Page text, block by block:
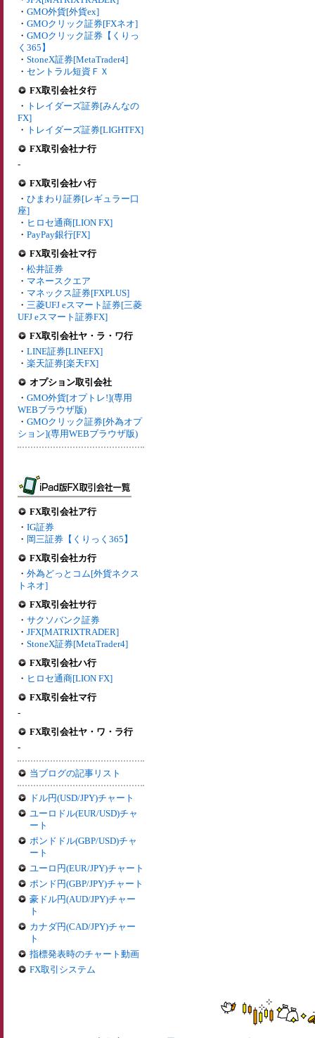
・ GMO外貨[外貨ex]
・ GMOクリック証券[FXネオ]
・ GMOクリック証券【くりっ
く365】
・ StoneX証券[MetaTrader4]
・ セントラル短資ＦＸ
FX取引会社タ行
・ トレイダーズ証券[みんなの
FX]
・ トレイダーズ証券[LIGHTFX]
FX取引会社ナ行
-
FX取引会社ハ行
・ ひまわり証券[レギュラー口
座]
・ ヒロセ通商[LION FX]
・ PayPay銀行[FX]
FX取引会社マ行
・ 松井証券
・ マネースクエア
・ マネックス証券[FXPLUS]
・ 三菱UFJ eスマート証券[三菱
UFJ eスマート証券FX]
FX取引会社ヤ・ラ・ワ行
・ LINE証券[LINEFX]
・ 楽天証券[楽天FX]
オプション取引会社
・ GMO外貨[オプトレ!](専用
WEBブラウザ版)
・ GMOクリック証券[外為オプ
ション](専用WEBブラウザ版)
FX取引会社ア行
・ IG証券
・ 岡三証券【くりっく365】
FX取引会社カ行
・ 外為どっとコム[外貨ネクス
トネオ]
FX取引会社サ行
・ サクソバンク証券
・ JFX[MATRIXTRADER]
・ StoneX証券[MetaTrader4]
FX取引会社ハ行
・ ヒロセ通商[LION FX]
FX取引会社マ行
-
FX取引会社ヤ・ワ・ラ行
-
当ブログの記事リスト
ドル円(USD/JPY)チャート
ユーロドル(EUR/USD)チャ
ート
ポンドドル(GBP/USD)チャ
ート
ユーロ円(EUR/JPY)チャート
ポンド円(GBP/JPY)チャート
豪ドル円(AUD/JPY)チャー
ト
カナダ円(CAD/JPY)チャー
ト
指標発表時のチャート動画
FX取引システム